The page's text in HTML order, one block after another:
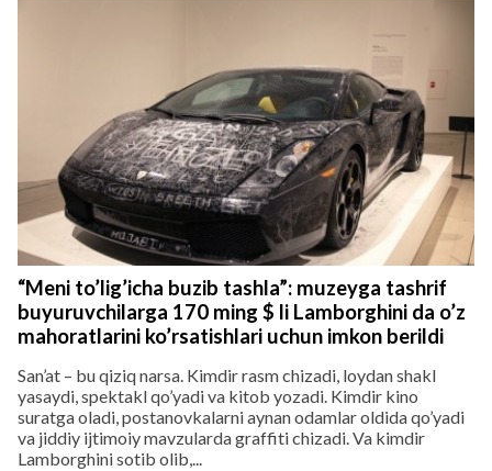
“Meni to’lig’icha buzib tashla”: muzeyga tashrif
buyuruvchilarga 170 ming $ li Lamborghini da o’z
mahoratlarini ko’rsatishlari uchun imkon berildi
San’at – bu qiziq narsa. Kimdir rasm chizadi, loydan shakl
yasaydi, spektakl qo’yadi va kitob yozadi. Kimdir kino
suratga oladi, postanovkalarni aynan odamlar oldida qo’yadi
va jiddiy ijtimoiy mavzularda graffiti chizadi. Va kimdir
Lamborghini sotib olib,...